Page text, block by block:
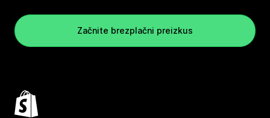
Začnite brezplačni preizkus